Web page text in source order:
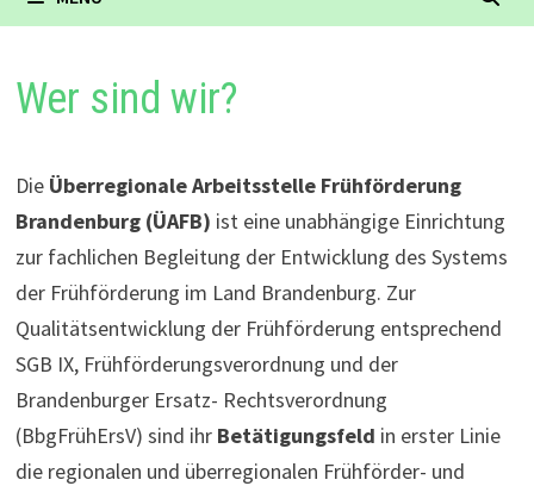
Wer sind wir?
Die Überregionale Arbeitsstelle Frühförderung
Brandenburg (ÜAFB) ist eine unabhängige Einrichtung
zur fachlichen Begleitung der Entwicklung des Systems
der Frühförderung im Land Brandenburg. Zur
Qualitätsentwicklung der Frühförderung entsprechend
SGB IX, Frühförderungsverordnung und der
Brandenburger Ersatz- Rechtsverordnung
(BbgFrühErsV) sind ihr Betätigungsfeld in erster Linie
die regionalen und überregionalen Frühförder- und